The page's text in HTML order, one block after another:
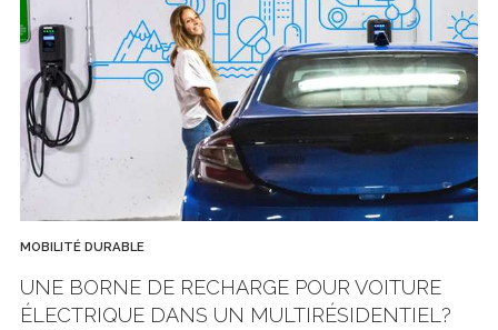
MOBILITÉ DURABLE
UNE BORNE DE RECHARGE POUR VOITURE
ÉLECTRIQUE DANS UN MULTIRÉSIDENTIEL?